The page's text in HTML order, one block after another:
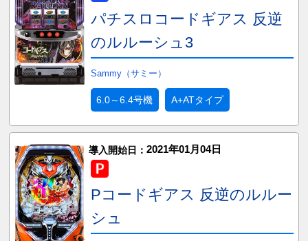
パチスロコードギアス 反逆
のルルーシュ3
Sammy（サミー）
6.0～6.4号機 A+ATタイプ
導入開始日： 2021年01月04日
Pコードギアス 反逆のルルー
シュ